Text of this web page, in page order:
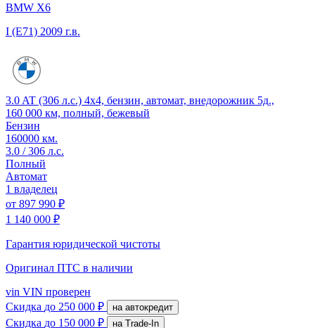
BMW X6
I (E71) 2009 г.в.
3.0 AT (306 л.с.) 4x4, бензин, автомат, внедорожник 5д.,
160 000 км, полный, бежевый
Бензин
160000 км.
3.0 / 306 л.с.
Полный
Автомат
1 владелец
от 897 990 ₽
1 140 000 ₽
Гарантия юридической чистоты
Оригинал ПТС в наличии
vin VIN проверен
Скидка до 250 000 ₽ на автокредит
Скидка до 150 000 ₽
на Trade-In